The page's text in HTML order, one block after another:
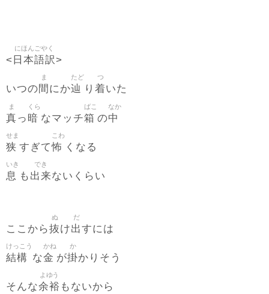
< 日本語訳
にほんごやく
>
いつの間
ま
にか辿
たど
り 着
つ
いた
真
ま
っ 暗
くら
なマッチ箱
ばこ
の中
なか
狭
せま
すぎて怖
こわ
くなる
息
いき
も 出来
でき
ないくらい
ここから抜
ぬ
け出
だ
すには
結構
けっこう
な金
かね
が掛
か
かりそう
そんな余裕
よゆう
もないから